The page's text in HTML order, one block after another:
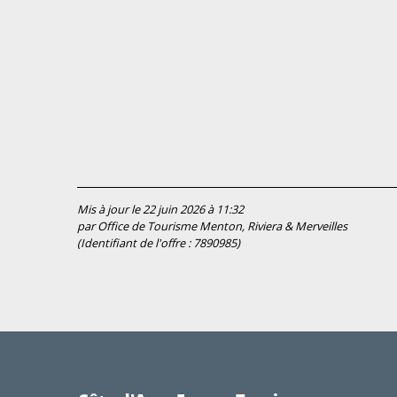
Mis à jour le 22 juin 2026 à 11:32
par Office de Tourisme Menton, Riviera & Merveilles
(Identifiant de l'offre : 7890985)